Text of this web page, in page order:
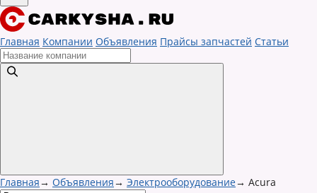
Главная Компании Объявления Прайсы запчастей Статьи
Главная→ Объявления→ Электрооборудование→ Acura